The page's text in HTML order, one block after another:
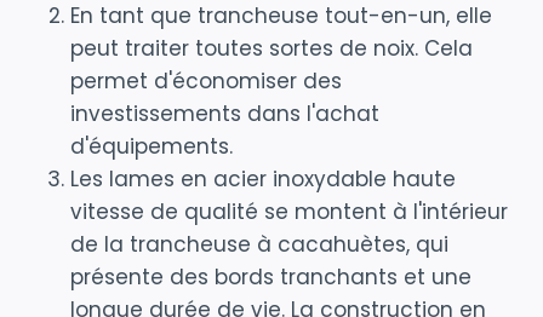
En tant que trancheuse tout-en-un, elle
peut traiter toutes sortes de noix. Cela
permet d'économiser des
investissements dans l'achat
d'équipements.
Les lames en acier inoxydable haute
vitesse de qualité se montent à l'intérieur
de la trancheuse à cacahuètes, qui
présente des bords tranchants et une
longue durée de vie. La construction en